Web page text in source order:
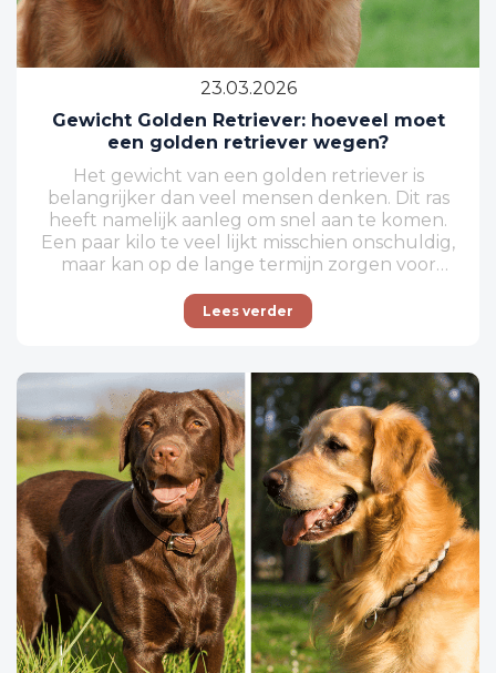
23.03.2026
Gewicht Golden Retriever: hoeveel moet
een golden retriever wegen?
Het gewicht van een golden retriever is
belangrijker dan veel mensen denken. Dit ras
heeft namelijk aanleg om snel aan te komen.
Een paar kilo te veel lijkt misschien onschuldig,
maar kan op de lange termijn zorgen voor
is mijn hond te zwaar, te licht of precies goed?
In dit artikel lees je wat een gezond gewicht is,
om je golden retriever fit te houden. Wat is het
ideale gewicht van een Golden Retriever? Het
ideale gewicht hangt af van geslacht, bouw en
leeftijd. Toch zijn er duidelijke richtlijnen:
Lees verder